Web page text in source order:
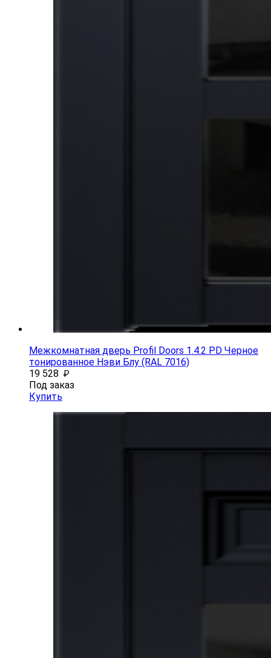
Межкомнатная дверь Profil Doors 1.4.2 PD Черное
тонированное Нэви Блу (RAL 7016)
19 528 ₽
Под заказ
Купить